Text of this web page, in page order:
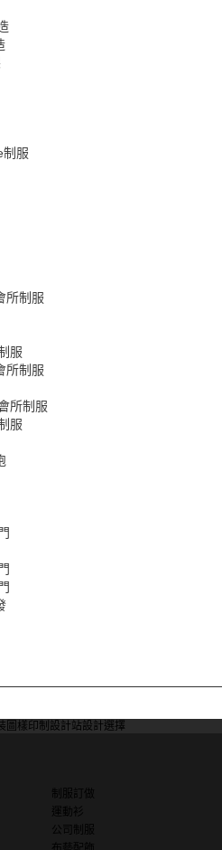
服
所制服
服
所制服
所制服
服
圖樣印制 設計站設計選擇
制服訂做
運動衫
公司制服